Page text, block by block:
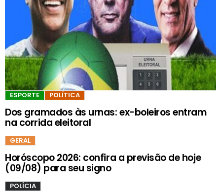
ESPORTE POLÍTICA
Dos gramados às urnas: ex-boleiros entram
na corrida eleitoral
GERAL
Horóscopo 2026: confira a previsão de hoje
(09/08) para seu signo
POLÍCIA